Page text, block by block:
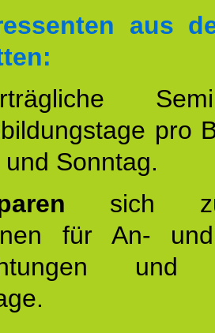
aus
pro
Sonntag.
sich
für An-
und